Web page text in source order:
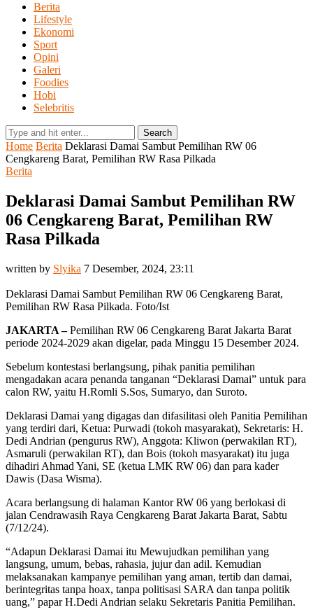
Berita
Lifestyle
Ekonomi
Sport
Opini
Galeri
Foodies
Hobi
Selebritis
Search
Home Berita Deklarasi Damai Sambut Pemilihan RW 06
Cengkareng Barat, Pemilihan RW Rasa Pilkada
Berita
Deklarasi Damai Sambut Pemilihan RW
06 Cengkareng Barat, Pemilihan RW
Rasa Pilkada
written by Slyika 7 Desember, 2024, 23:11
Deklarasi Damai Sambut Pemilihan RW 06 Cengkareng Barat,
Pemilihan RW Rasa Pilkada. Foto/Ist
JAKARTA –Pemilihan RW 06 Cengkareng Barat Jakarta Barat
periode 2024-2029 akan digelar, pada Minggu 15 Desember 2024.
Sebelum kontestasi berlangsung, pihak panitia pemilihan
mengadakan acara penanda tanganan “Deklarasi Damai” untuk para
calon RW, yaitu H.Romli S.Sos, Sumaryo, dan Suroto.
Deklarasi Damai yang digagas dan difasilitasi oleh Panitia Pemilihan
yang terdiri dari, Ketua: Purwadi (tokoh masyarakat), Sekretaris: H.
Dedi Andrian (pengurus RW), Anggota: Kliwon (perwakilan RT),
Asmaruli (perwakilan RT), dan Bois (tokoh masyarakat) itu juga
dihadiri Ahmad Yani, SE (ketua LMK RW 06) dan para kader
Dawis (Dasa Wisma).
Acara berlangsung di halaman Kantor RW 06 yang berlokasi di
jalan Cendrawasih Raya Cengkareng Barat Jakarta Barat, Sabtu
(7/12/24).
“Adapun Deklarasi Damai itu Mewujudkan pemilihan yang
langsung, umum, bebas, rahasia, jujur dan adil. Kemudian
melaksanakan kampanye pemilihan yang aman, tertib dan damai,
berintegritas tanpa hoax, tanpa politisasi SARA dan tanpa politik
uang,” papar H.Dedi Andrian selaku Sekretaris Panitia Pemilihan.